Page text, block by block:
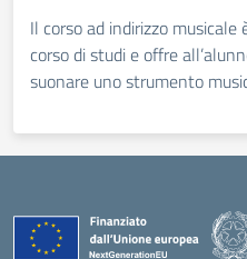
Il corso ad indirizzo
corso di studi e offre
suonare uno strumento